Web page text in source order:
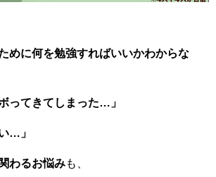
めに何を勉強すればいいかわからな
ってきてしまった…」
…」
わるお悩みも、